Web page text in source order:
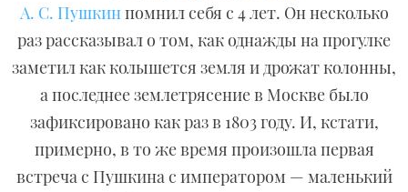
А. С. Пушкинпомнил себя с 4 лет. Он несколько
раз рассказывал о том, как однажды на прогулке
заметил как колышется земля и дрожат колонны,
а последнее землетрясение в Москве было
зафиксировано как раз в 1803 году. И, кстати,
примерно, в то же время произошла первая
встреча с Пушкина с императором — маленький